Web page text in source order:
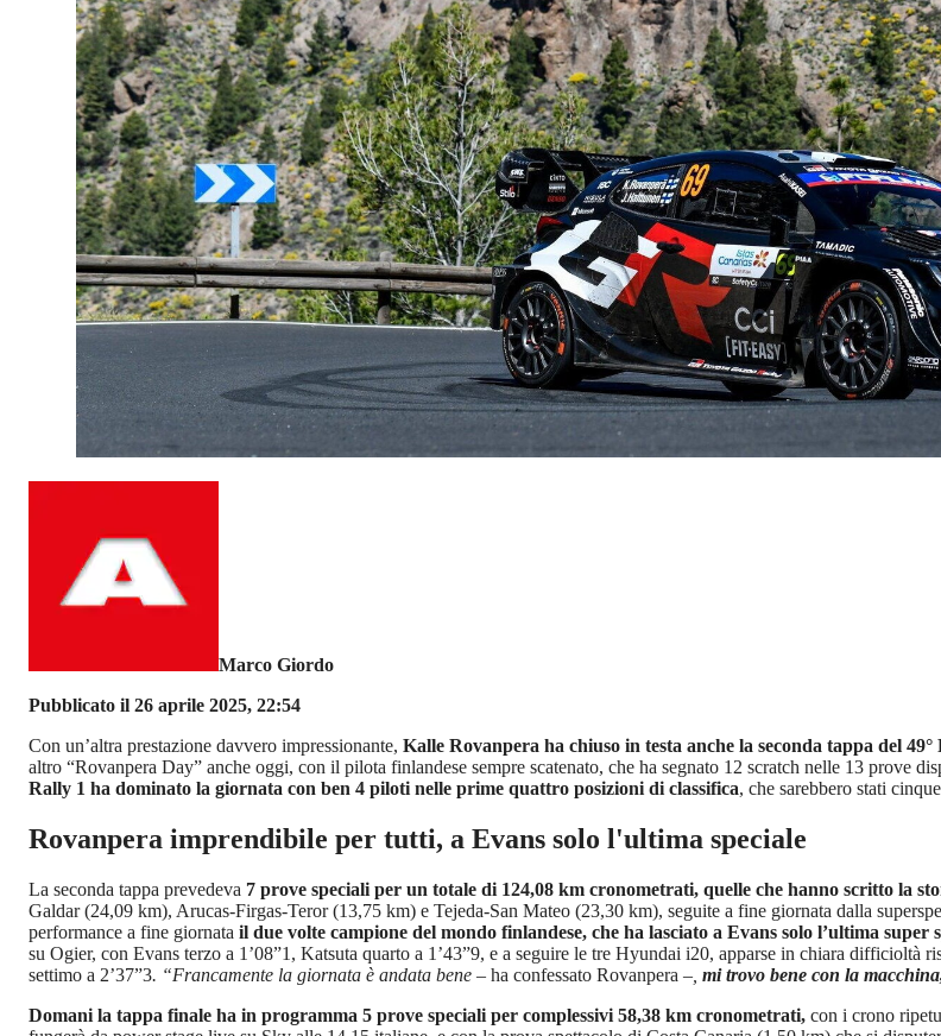
Marco Giordo
Pubblicato il 26 aprile 2025, 22:54
Con un’altra prestazione davvero impressionante, Kalle Rovanpera ha chiuso in testa anche la seconda tappa del
altro “Rovanpera Day” anche oggi, con il pilota finlandese sempre scatenato, che ha segnato 12 scratch nelle 13 prove
Rally 1 ha dominato la giornata con ben 4 piloti nelle prime quattro posizioni di classifica, che sarebbero stati
Rovanpera imprendibile per tutti, a Evans solo l'ultima speciale
La seconda tappa prevedeva 7 prove speciali per un totale di 124,08 km cronometrati, quelle che hanno scritto la
Galdar (24,09 km), Arucas-Firgas-Teror (13,75 km) e Tejeda-San Mateo (23,30 km), seguite a fine giornata dalla
performance a fine giornata il due volte campione del mondo finlandese, che ha lasciato a Evans solo l’ultima super
su Ogier, con Evans terzo a 1’08”1, Katsuta quarto a 1’43”9, e a seguire le tre Hyundai i20, apparse in chiara difficioltà
settimo a 2’37”3. “Francamente la giornata è andata bene – ha confessato Rovanpera –, mi trovo bene con la
Domani la tappa finale ha in programma 5 prove speciali per complessivi 58,38 km cronometrati, con i crono